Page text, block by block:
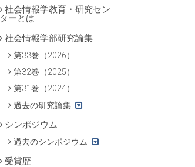
社会情報学教育・研究セン
ターとは
社会情報学部研究論集
第33巻（2026）
第32巻（2025）
第31巻（2024）
過去の研究論集
シンポジウム
過去のシンポジウム
受賞歴